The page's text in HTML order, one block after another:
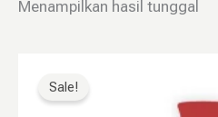
Menampilkan hasil tunggal
Sale!
adalah: